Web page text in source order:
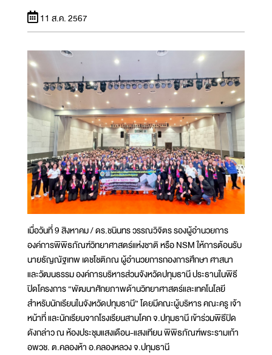
11 ส.ค. 2567
เมื่อวันที่ 9 สิงหาคม / ดร.ชนินทร วรรณวิจิตร รองผู้อำนวยการ
องค์การพิพิธภัณฑ์วิทยาศาสตร์แห่งชาติ หรือ NSM ให้การต้อนรับ
นายธัญณัฐเทพ เดชโชติภณ ผู้อำนวยการกองการศึกษา ศาสนา
และวัฒนธรรม องค์การบริหารส่วนจังหวัดปทุมธานี ประธานในพิธี
ปิดโครงการ “พัฒนาศักยภาพด้านวิทยาศาสตร์และเทคโนโลยี
สำหรับนักเรียนในจังหวัดปทุมธานี” โดยมีคณะผู้บริหาร คณะครู เจ้า
หน้าที่ และนักเรียนจากโรงเรียนสามโคก จ.ปทุมธานี เข้าร่วมพิธีปิด
ดังกล่าว ณ ห้องประชุมแสงเดือน-แสงเทียน พิพิธภัณฑ์พระรามเก้า
อพวช. ต.คลองห้า อ.คลองหลวง จ.ปทุมธานี